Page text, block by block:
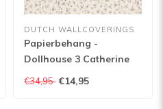
DUTCH WALLCOVERINGS
Papierbehang -
Dollhouse 3 Catherine
Trail paars - 22166
€34,95 €14,95